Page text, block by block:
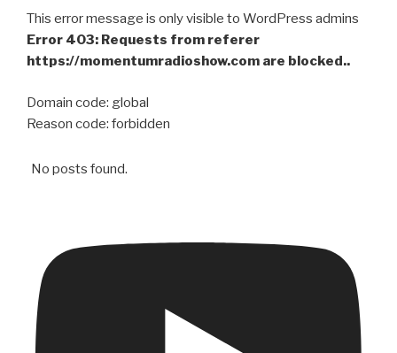
o
k
This error message is only visible to WordPress admins
Error 403: Requests from referer
https://momentumradioshow.com are blocked..
Domain code: global
Reason code: forbidden
No posts found.